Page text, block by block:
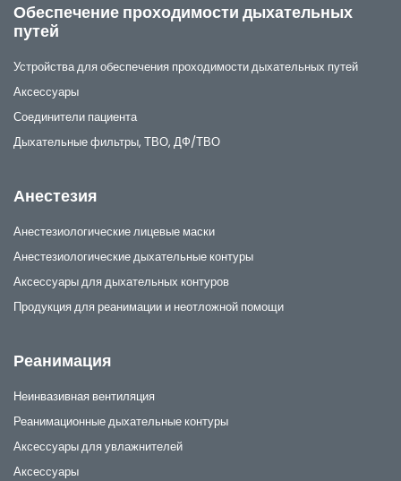
Обеспечение проходимости дыхательных
путей
Устройства для обеспечения проходимости дыхательных путей
Аксессуары
Соединители пациента
Дыхательные фильтры, ТВО, ДФ/ТВО
Анестезия
Анестезиологические лицевые маски
Анестезиологические дыхательные контуры
Аксессуары для дыхательных контуров
Продукция для реанимации и неотложной помощи
Реанимация
Неинвазивная вентиляция
Реанимационные дыхательные контуры
Аксессуары для увлажнителей
Аксессуары